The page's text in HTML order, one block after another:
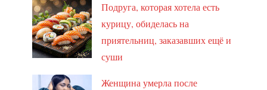
Подруга, которая хотела есть
курицу, обиделась на
приятельниц, заказавших ещё и
суши
Женщина умерла после